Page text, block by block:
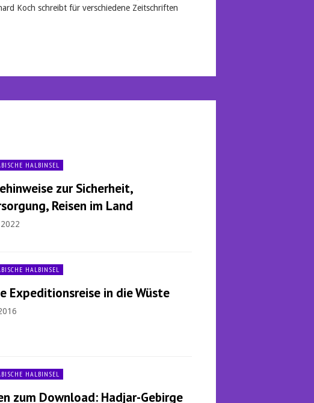
Koch schreibt für verschiedene Zeitschriften
HALBINSEL
zur Sicherheit,
Reisen im Land
HALBINSEL
Expeditionsreise in die Wüste
HALBINSEL
zum Download: Hadjar-Gebirge